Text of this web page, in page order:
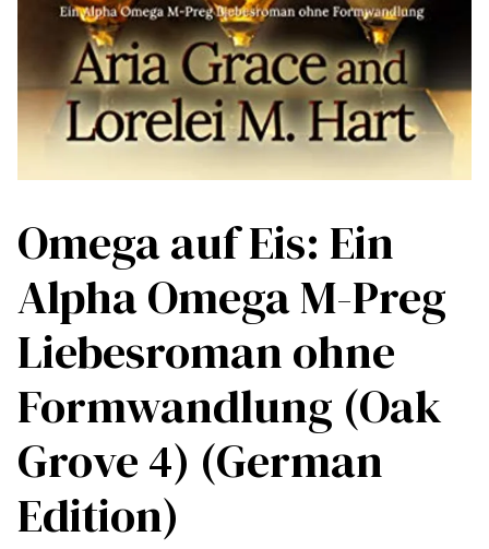
Omega auf Eis: Ein
Alpha Omega M-Preg
Liebesroman ohne
Formwandlung (Oak
Grove 4) (German
Edition)